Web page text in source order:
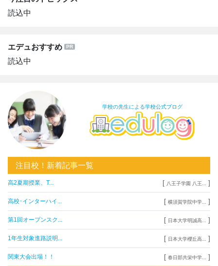
読込中
エデュおすすめ
読込中
学校の先生による学校公式ブログ
注目校！新着記事一覧
高2夏期授業、T... [ 八王子学園 八王... ]
高校･インターハイ... [ 横須賀学院中学... ]
第1回オープンスク... [ 日本大学明誠高... ]
1年生対象進路説明... [ 日本大学櫻丘高... ]
関東大会出場！！ [ 春日部共栄中学... ]